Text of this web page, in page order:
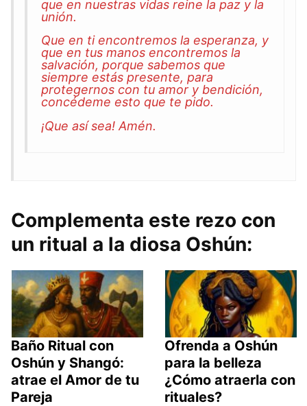
que en nuestras vidas reine la paz y la
unión.
Que en ti encontremos la esperanza, y
que en tus manos encontremos la
salvación, porque sabemos que
siempre estás presente, para
protegernos con tu amor y bendición,
concédeme esto que te pido.
¡Que así sea! Amén.
Complementa este rezo con
un ritual a la diosa Oshún:
Baño Ritual con
Oshún y Shangó:
atrae el Amor de tu
Pareja
Ofrenda a Oshún
para la belleza
¿Cómo atraerla con
rituales?